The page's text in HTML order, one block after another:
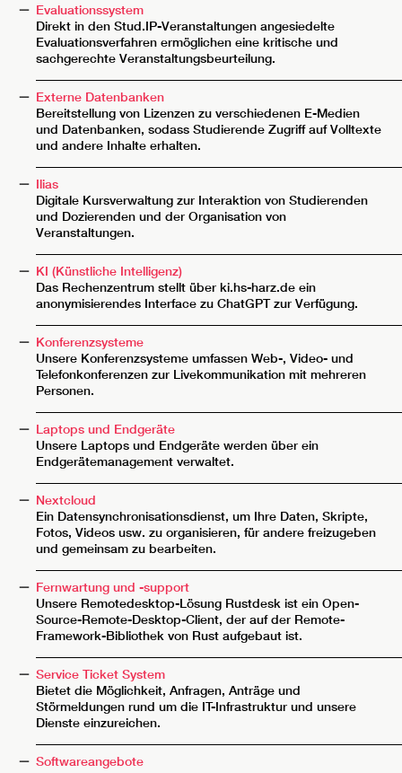
Evaluationssystem
Direkt in den Stud.IP-Veranstaltungen angesiedelte
Evaluationsverfahren ermöglichen eine kritische und
sachgerechte Veranstaltungsbeurteilung.
Externe Datenbanken
Bereitstellung von Lizenzen zu verschiedenen E-Medien
und Datenbanken, sodass Studierende Zugriff auf Volltexte
und andere Inhalte erhalten.
Ilias
Digitale Kursverwaltung zur Interaktion von Studierenden
und Dozierenden und der Organisation von
Veranstaltungen.
KI (Künstliche Intelligenz)
Das Rechenzentrum stellt über ki.hs-harz.de ein
anonymisierendes Interface zu ChatGPT zur Verfügung.
Konferenzsysteme
Unsere Konferenzsysteme umfassen Web-, Video- und
Telefonkonferenzen zur Livekommunikation mit mehreren
Personen.
Laptops und Endgeräte
Unsere Laptops und Endgeräte werden über ein
Endgerätemanagement verwaltet.
Nextcloud
Ein Datensynchronisationsdienst, um Ihre Daten, Skripte,
Fotos, Videos usw. zu organisieren, für andere freizugeben
und gemeinsam zu bearbeiten.
Fernwartung und -support
Unsere Remotedesktop-Lösung Rustdesk ist ein Open-
Source-Remote-Desktop-Client, der auf der Remote-
Framework-Bibliothek von Rust aufgebaut ist.
Service Ticket System
Bietet die Möglichkeit, Anfragen, Anträge und
Störmeldungen rund um die IT-Infrastruktur und unsere
Dienste einzureichen.
Softwareangebote